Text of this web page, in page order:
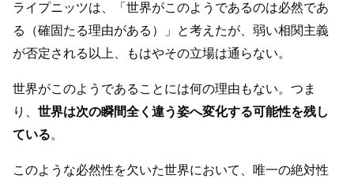
ライプニッツは、「世界がこのようであるのは必然であ
る（確固たる理由がある）」と考えたが、弱い相関主義
が否定される以上、もはやその立場は通らない。
世界がこのようであることには何の理由もない。つま
り、世界は次の瞬間全く違う姿へ変化する可能性を残し
ている。
このような必然性を欠いた世界において、唯一の絶対性